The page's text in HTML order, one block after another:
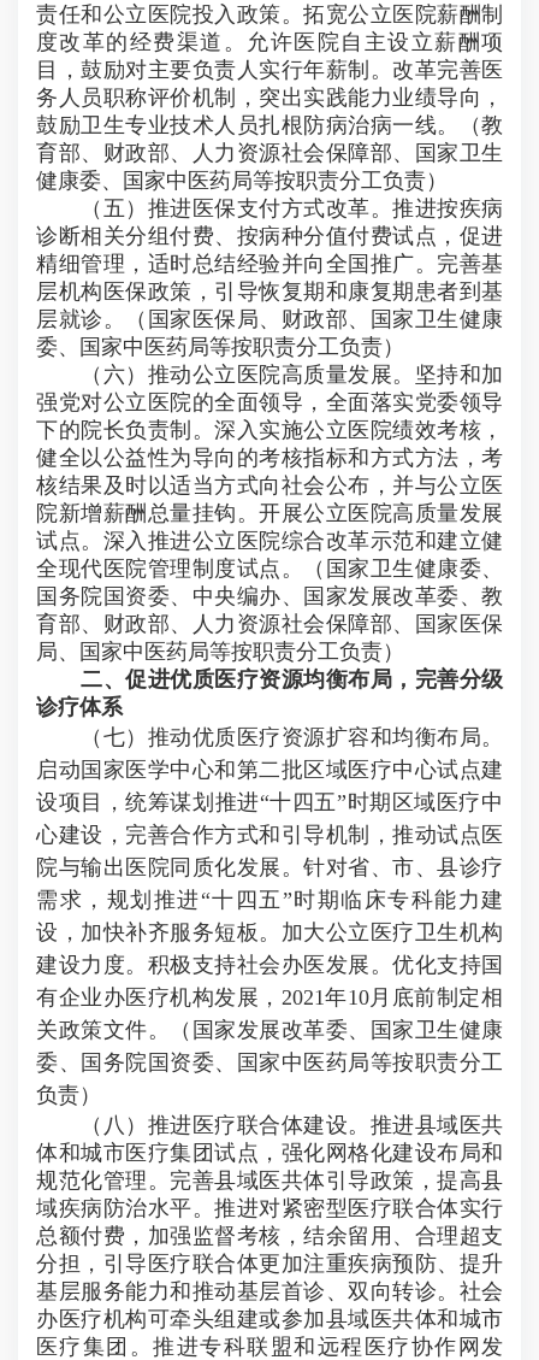
责任和公立医院投入政策。拓宽公立医院薪酬制
度改革的经费渠道。允许医院自主设立薪酬项
目，鼓励对主要负责人实行年薪制。改革完善医
务人员职称评价机制，突出实践能力业绩导向，
鼓励卫生专业技术人员扎根防病治病一线。（教
育部、财政部、人力资源社会保障部、国家卫生
健康委、国家中医药局等按职责分工负责）
（五）推进医保支付方式改革。推进按疾病
诊断相关分组付费、按病种分值付费试点，促进
精细管理，适时总结经验并向全国推广。完善基
层机构医保政策，引导恢复期和康复期患者到基
层就诊。（国家医保局、财政部、国家卫生健康
委、国家中医药局等按职责分工负责）
（六）推动公立医院高质量发展。坚持和加
强党对公立医院的全面领导，全面落实党委领导
下的院长负责制。深入实施公立医院绩效考核，
健全以公益性为导向的考核指标和方式方法，考
核结果及时以适当方式向社会公布，并与公立医
院新增薪酬总量挂钩。开展公立医院高质量发展
试点。深入推进公立医院综合改革示范和建立健
全现代医院管理制度试点。（国家卫生健康委、
国务院国资委、中央编办、国家发展改革委、教
育部、财政部、人力资源社会保障部、国家医保
局、国家中医药局等按职责分工负责）
二、促进优质医疗资源均衡布局，完善分级
诊疗体系
（七）推动优质医疗资源扩容和均衡布局。
启动国家医学中心和第二批区域医疗中心试点建
设项目，统筹谋划推进“十四五”时期区域医疗中
心建设，完善合作方式和引导机制，推动试点医
院与输出医院同质化发展。针对省、市、县诊疗
需求，规划推进“十四五”时期临床专科能力建
设，加快补齐服务短板。加大公立医疗卫生机构
建设力度。积极支持社会办医发展。优化支持国
有企业办医疗机构发展，2021年10月底前制定相
关政策文件。（国家发展改革委、国家卫生健康
委、国务院国资委、国家中医药局等按职责分工
负责）
（八）推进医疗联合体建设。推进县域医共
体和城市医疗集团试点，强化网格化建设布局和
规范化管理。完善县域医共体引导政策，提高县
域疾病防治水平。推进对紧密型医疗联合体实行
总额付费，加强监督考核，结余留用、合理超支
分担，引导医疗联合体更加注重疾病预防、提升
基层服务能力和推动基层首诊、双向转诊。社会
办医疗机构可牵头组建或参加县域医共体和城市
医疗集团。推进专科联盟和远程医疗协作网发